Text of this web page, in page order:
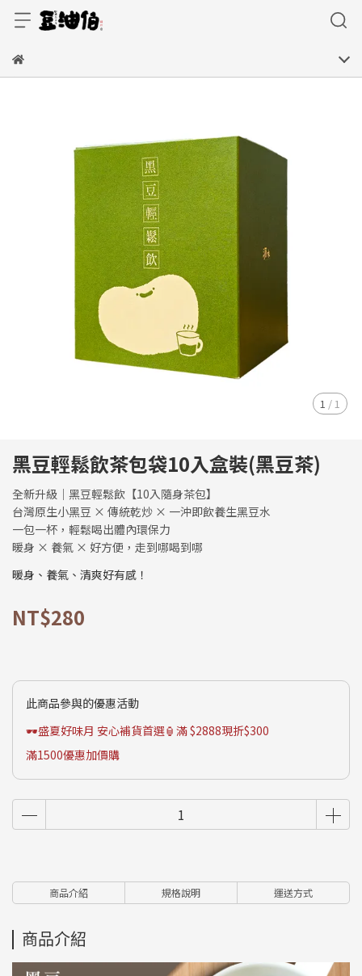
1 / 1
黑豆輕鬆飲茶包袋10入盒裝(黑豆茶)
全新升級｜黑豆輕鬆飲【10入隨身茶包】
台灣原生小黑豆 × 傳統乾炒 × 一沖即飲養生黑豆水
一包一杯，輕鬆喝出體內環保力
暖身 × 養氣 × 好方便，走到哪喝到哪
暖身、養氣、清爽好有感！
NT$280
此商品參與的優惠活動
🕶️盛夏好味月 安心補貨首選🏮滿 $2888現折$300
滿1500優惠加價購
商品介紹 規格說明 運送方式
商品介紹